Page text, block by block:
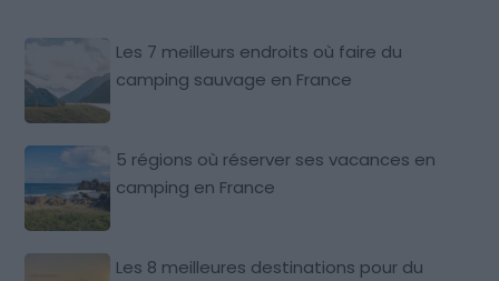
Les 7 meilleurs endroits où faire du
camping sauvage en France
5 régions où réserver ses vacances en
camping en France
Les 8 meilleures destinations pour du